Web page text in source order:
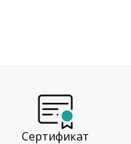
Сертификат